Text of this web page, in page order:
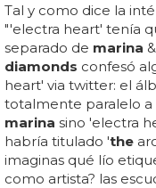
Tal y como dice la
"'electra heart' tenía
separado de marina &
diamonds confesó
heart' via twitter: el
totalmente paralelo a
marina sino 'electra
habría titulado 'the
imaginas qué lío
como artista? las